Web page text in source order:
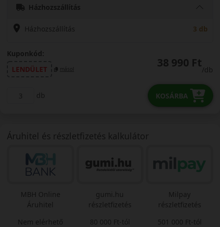
Házhozszállítás
Házhozszállítás 3 db
Kuponkód:
LENDÜLET
másol 38 990 Ft
/db
db KOSÁRBA
Áruhitel és részletfizetés kalkulátor
MBH Online
Áruhitel
Nem elérhető
gumi.hu
részletfizetés
80 000 Ft-tól
Milpay
részletfizetés
501 000 Ft-tól